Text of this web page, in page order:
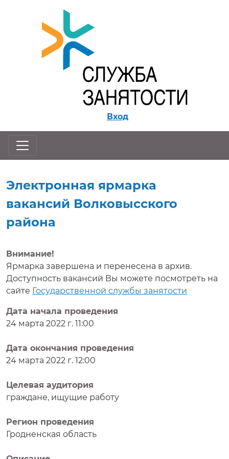
Вход
Электронная ярмарка
вакансий Волковысского
района
Внимание!
Ярмарка завершена и перенесена в архив.
Доступность вакансий Вы можете посмотреть на
сайте Государственной службы занятости
Дата начала проведения
24 марта 2022 г. 11:00
Дата окончания проведения
24 марта 2022 г. 12:00
Целевая аудитория
граждане, ищущие работу
Регион проведения
Гродненская область